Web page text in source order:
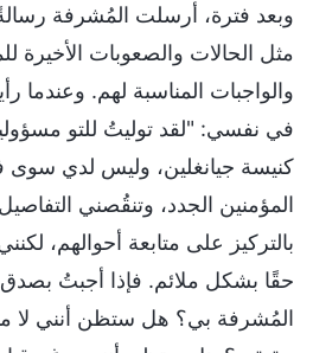
وبعد فترة، أرسلت المُشرفة
مثل الحالات والصعوبات الأخيرة
والواجبات المناسبة لهم. وعندما
في نفسي: "لقد توليتُ للتو
كنيسة جيانغلين، وليس لدي
المؤمنين الجدد، وتنقُصني
بالتركيز على متابعة أحوالهم،
حقًا بشكل ملائم. فإذا أجبتُ
المُشرفة بي؟ هل ستظن أنني لا